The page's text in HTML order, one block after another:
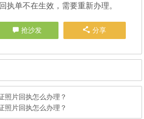
执单不在生效，需要重新办理。
抢沙发 分享
照片回执怎么办理？
照片回执怎么办理？